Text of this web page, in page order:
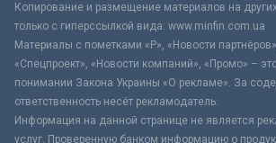
Копирование и размещение материалов на
только с гиперссылкой вида: www.minfin.com.ua
Материалы с пометками «Р», «Новости
«Спецпроект», «Новости компаний», «Промо» –
понимании Закона Украины «О рекламе». За
ответственность несёт рекламодатель.
Информация на данной странице не является
услуг. Проверенную банком информацию о